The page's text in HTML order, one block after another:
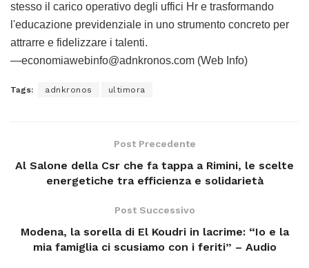
stesso il carico operativo degli uffici Hr e trasformando
l'educazione previdenziale in uno strumento concreto per
attrarre e fidelizzare i talenti.
—economiawebinfo@adnkronos.com (Web Info)
Tags: adnkronos ultimora
Post Precedente
Al Salone della Csr che fa tappa a Rimini, le scelte
energetiche tra efficienza e solidarietà
Post Successivo
Modena, la sorella di El Koudri in lacrime: “Io e la
mia famiglia ci scusiamo con i feriti” – Audio